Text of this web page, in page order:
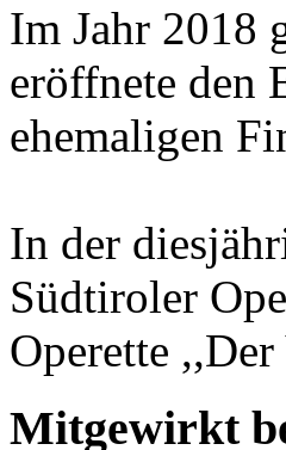
Im Jahr 2018
eröffnete den
ehemaligen
In der
Südtiroler
Operette
Mitgewirkt